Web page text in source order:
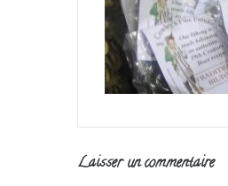
Laisser un commentaire